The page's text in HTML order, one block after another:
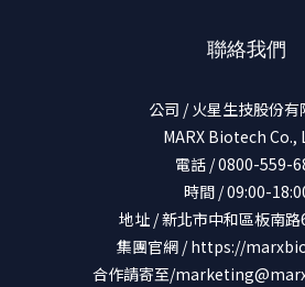
聯絡我們
公司 / 火星生技股份有
MARX Biotech Co.,
電話 / 0800-559-
時間 / 09:00-
地址 / 新北市中和區板南
集團官網 /https://
合作請寄至/